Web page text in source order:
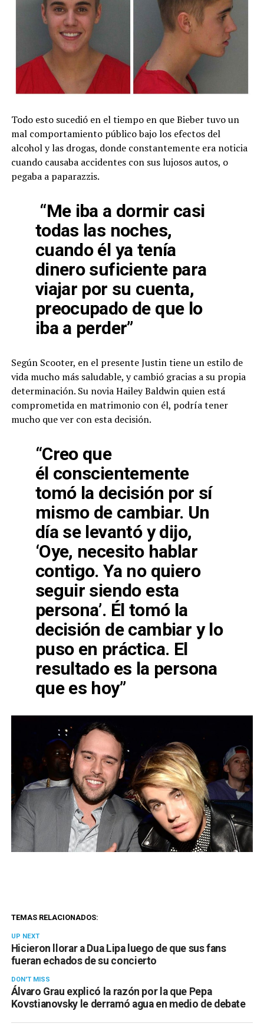
Todo esto sucedió en el tiempo en que Bieber tuvo un
mal comportamiento público bajo los efectos del
alcohol y las drogas, donde constantemente era noticia
cuando causaba accidentes con sus lujosos autos, o
pegaba a paparazzis.
“Me iba a dormir casi
todas las noches,
cuando él ya tenía
dinero suficiente para
viajar por su cuenta,
preocupado de que lo
iba a perder”
Según Scooter, en el presente Justin tiene un estilo de
vida mucho más saludable, y cambió gracias a su propia
determinación. Su novia Hailey Baldwin quien está
comprometida en matrimonio con él, podría tener
mucho que ver con esta decisión.
“Creo que
él conscientemente
tomó la decisión por sí
mismo de cambiar. Un
día se levantó y dijo,
‘Oye, necesito hablar
contigo. Ya no quiero
seguir siendo esta
persona’. Él tomó la
decisión de cambiar y lo
puso en práctica. El
resultado es la persona
que es hoy”
TEMAS RELACIONADOS:
UP NEXT
Hicieron llorar a Dua Lipa luego de que sus fans
fueran echados de su concierto
DON'T MISS
Álvaro Grau explicó la razón por la que Pepa
Kovstianovsky le derramó agua en medio de debate